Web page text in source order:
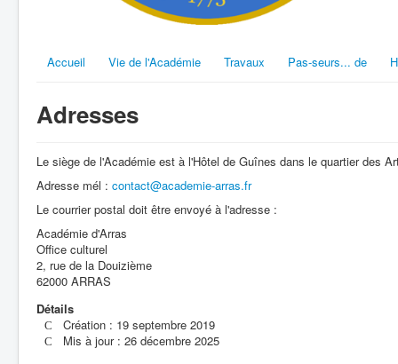
Accueil Vie de l'Académie Travaux Pas-seurs... de
Adresses
Le siège de l'Académie est à l'Hôtel de Guînes dans le quartier des
Adresse mél : contact@academie-arras.fr
Le courrier postal doit être envoyé à l'adresse :
Académie d'Arras
Office culturel
2, rue de la Douizième
62000 ARRAS
Détails
Création : 19 septembre 2019
Mis à jour : 26 décembre 2025